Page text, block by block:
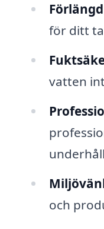
för ditt
vatten
och